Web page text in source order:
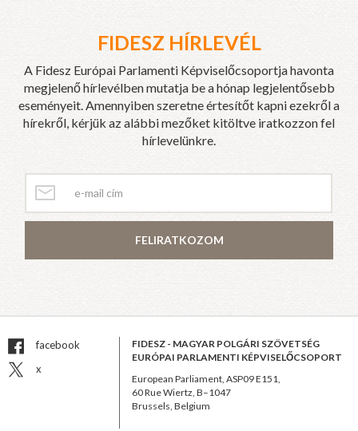
FIDESZ HÍRLEVÉL
A Fidesz Európai Parlamenti Képviselőcsoportja havonta
megjelenő hírlevélben mutatja be a hónap legjelentősebb
eseményeit. Amennyiben szeretne értesítőt kapni ezekről a
hírekről, kérjük az alábbi mezőket kitöltve iratkozzon fel
hírlevelünkre.
FELIRATKOZOM
facebook
x
FIDESZ - MAGYAR POLGÁRI SZÖVETSÉG
EURÓPAI PARLAMENTI KÉPVISELŐCSOPORT
European Parliament, ASP09 E151,
60 Rue Wiertz, B–1047
Brussels, Belgium